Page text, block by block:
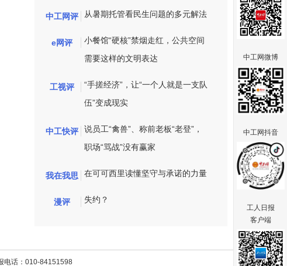
中工网评 从暑期托管看民生问题的多元解法
e网评
小餐馆“硬核”禁烟走红，公共空间
需要这样的文明表达
工视评
“手搓经济”，让“一个人就是一支队
伍”变成现实
中工快评
说员工“禽兽”、称前老板“老登”，
职场“骂战”没有赢家
我在我思 在可可西里读懂坚守与承诺的力量
漫评 失约？
电话：010-84151598
中工网微博
中工网抖音
工人日报
客户端